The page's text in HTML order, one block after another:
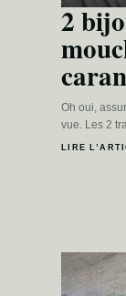
2
Oh oui,
vue. Les 2
LIRE